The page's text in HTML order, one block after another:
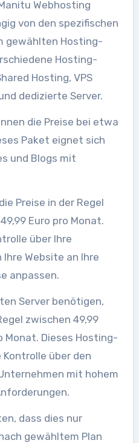
Webhosting
von den spezifischen
gewählten Hosting-
Hosting-
Hosting, VPS
dedizierte Server.
die Preise bei etwa
Paket eignet sich
und Blogs mit
Preise in der Regel
Euro pro Monat.
über Ihre
Website an Ihre
anpassen.
Server benötigen,
zwischen 49,99
Monat. Dieses Hosting-
über den
mit hohem
dass dies nur
gewähltem Plan